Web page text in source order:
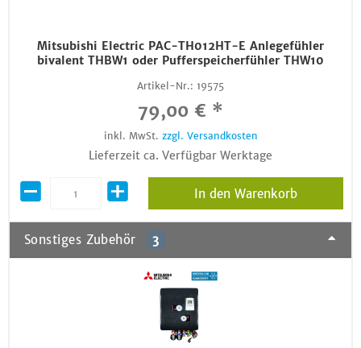
Mitsubishi Electric PAC-TH012HT-E Anlegefühler
bivalent THBW1 oder Pufferspeicherfühler THW10
Artikel-Nr.: 19575
79,00 € *
inkl. MwSt. zzgl. Versandkosten
Lieferzeit ca. Verfügbar Werktage
In den Warenkorb
Sonstiges Zubehör 3